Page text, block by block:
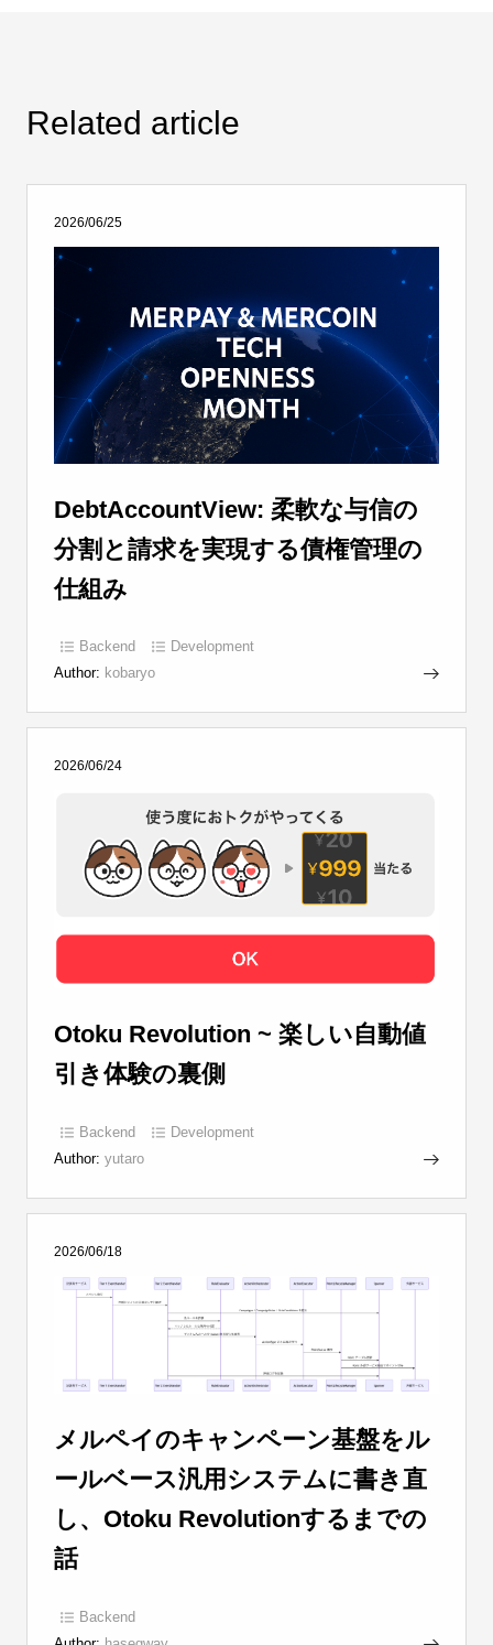
Related article
2026/06/25
DebtAccountView: 柔軟な与信の
分割と請求を実現する債権管理の
仕組み
Backend
Development
Author: kobaryo
2026/06/24
Otoku Revolution ~ 楽しい自動値
引き体験の裏側
Backend
Development
Author: yutaro
2026/06/18
メルペイのキャンペーン基盤をル
ールベース汎用システムに書き直
し、Otoku Revolutionするまでの
話
Backend